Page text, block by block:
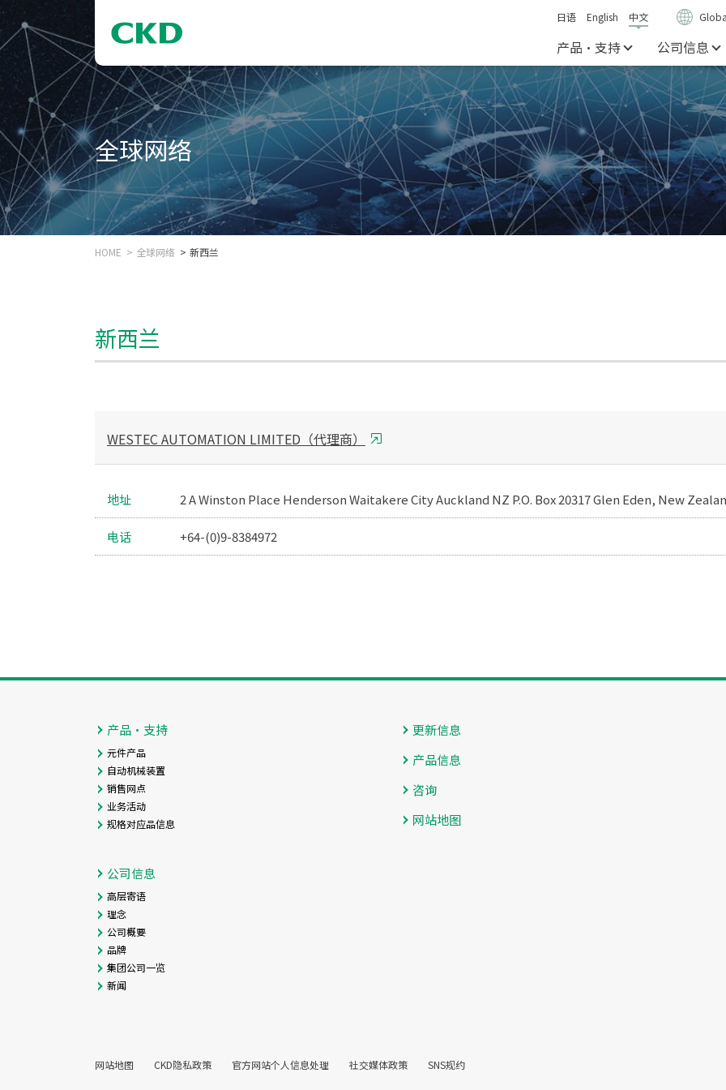
日语 English 中文
产品・支持 公司信息
全球网络
HOME 全球网络 新西兰
新西兰
WESTEC AUTOMATION LIMITED（代理商）
地址 2 A Winston Place Henderson Waitakere City Auckland NZ P.O. Box 20317 Glen Eden, New
电话 +64-(0)9-8384972
产品・支持
元件产品
自动机械装置
销售网点
业务活动
规格对应品信息
公司信息
高层寄语
理念
公司概要
品牌
集团公司一览
新闻
更新信息
产品信息
咨询
网站地图
网站地图 CKD隐私政策 官方网站个人信息处理 社交媒体政策 SNS规约